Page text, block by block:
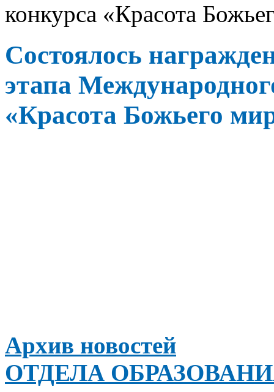
конкурса «Красота
Состоялось
этапа
«Красота Божьего
Архив новостей
ОТДЕЛА